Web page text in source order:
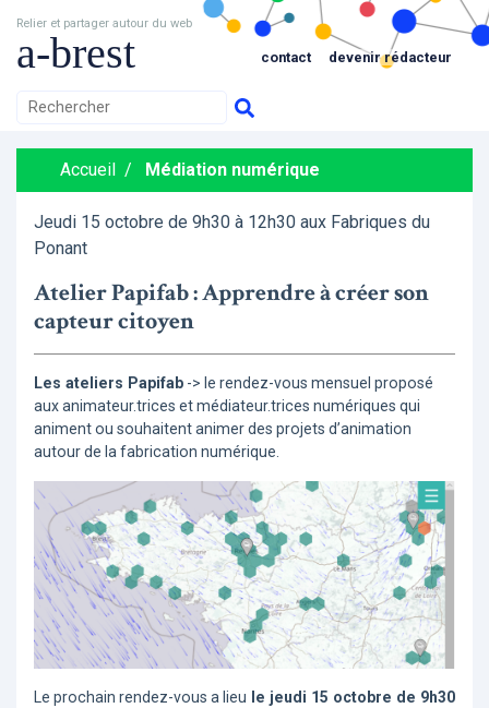
Relier et partager autour du web
a-brest contact devenir rédacteur
Accueil / Médiation numérique
Jeudi 15 octobre de 9h30 à 12h30 aux Fabriques du
Ponant
Atelier Papifab : Apprendre à créer son
capteur citoyen
Les ateliers Papifab -> le rendez-vous mensuel proposé
aux animateur.trices et médiateur.trices numériques qui
animent ou souhaitent animer des projets d’animation
autour de la fabrication numérique.
Le prochain rendez-vous a lieu le jeudi 15 octobre de 9h30